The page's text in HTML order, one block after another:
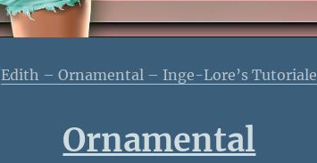
Edith – Ornamental – Inge-Lore’s Tutoriale
Ornamental